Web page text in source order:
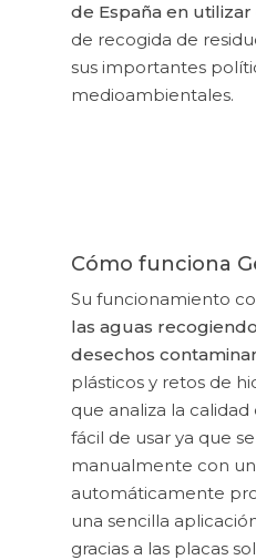
de España en
de recogida de
sus importantes
medioambientales.
Cómo funciona
Su funcionamiento
las aguas
desechos
plásticos y retos de
que analiza la calidad
fácil de usar ya que
manualmente con
automáticamente
una sencilla
gracias a las placas